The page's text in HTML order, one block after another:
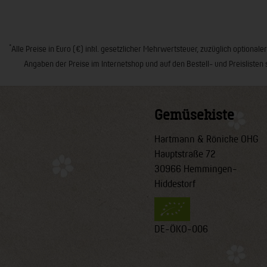
*Alle Preise in Euro (€) inkl. gesetzlicher Mehrwertsteuer, zuzüglich
Angaben der Preise im Internetshop und auf den Bestell- und
Gemüsekiste
Hartmann & Rönicke OHG
Hauptstraße 72
30966 Hemmingen-
Hiddestorf
DE-ÖKO-006